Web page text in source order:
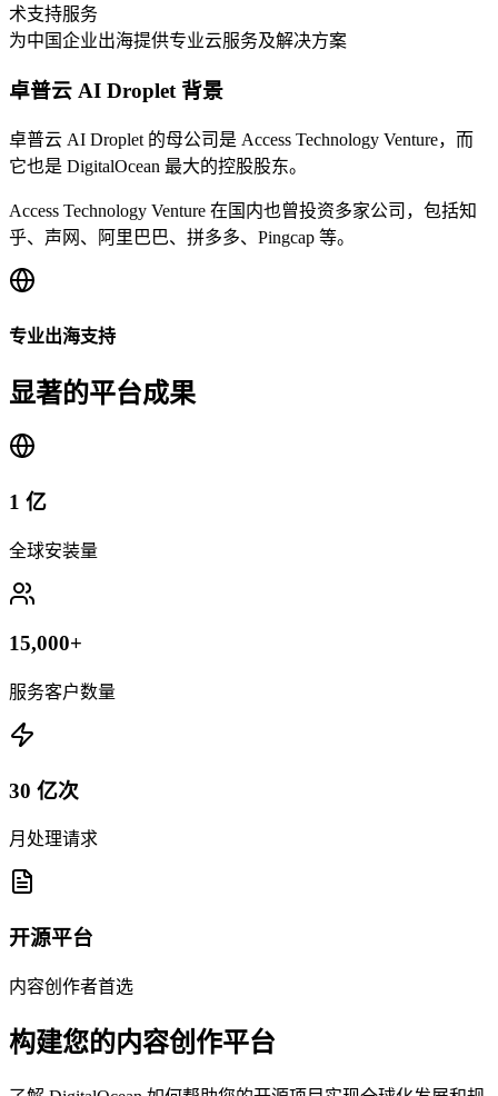
术支持服务
为中国企业出海提供专业云服务及解决方案
卓普云 AI Droplet 背景
卓普云 AI Droplet 的母公司是 Access Technology Venture，而
它也是 DigitalOcean 最大的控股股东。
Access Technology Venture 在国内也曾投资多家公司，包括知
乎、声网、阿里巴巴、拼多多、Pingcap 等。
专业出海支持
显著的平台成果
1 亿
全球安装量
15,000+
服务客户数量
30 亿次
月处理请求
开源平台
内容创作者首选
构建您的内容创作平台